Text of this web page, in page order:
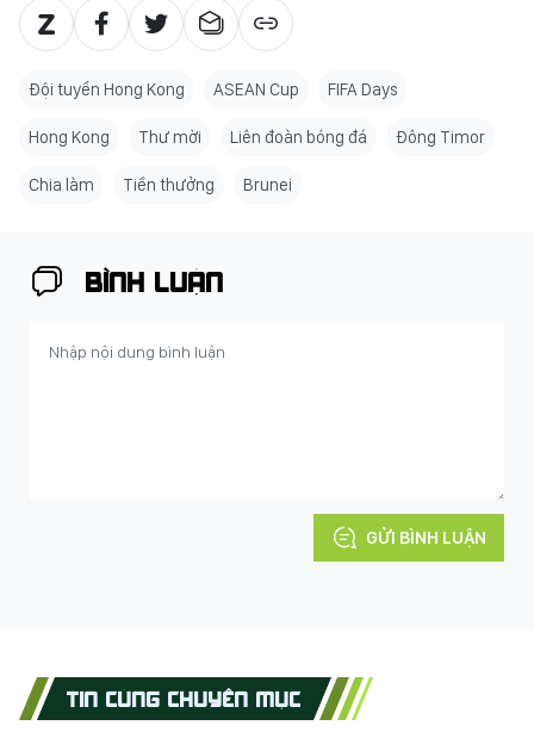
Đội tuyển Hong Kong ASEAN Cup FIFA Days
Hong Kong Thư mời Liên đoàn bóng đá Đông Timor
Chia làm Tiền thưởng Brunei
BÌNH LUẬN
GỬI BÌNH LUẬN
TIN CÙNG CHUYÊN MỤC